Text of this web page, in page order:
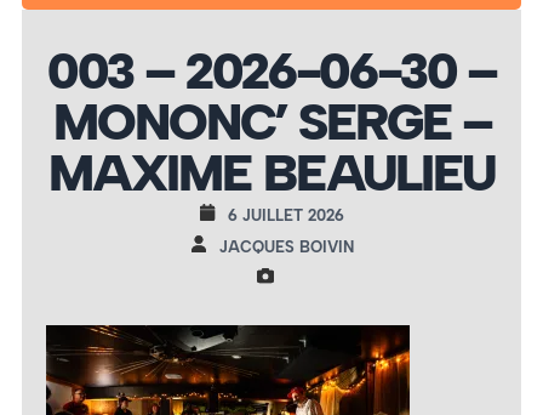
003 – 2026-06-30 –
MONONC’ SERGE –
MAXIME BEAULIEU
6 JUILLET 2026
JACQUES BOIVIN